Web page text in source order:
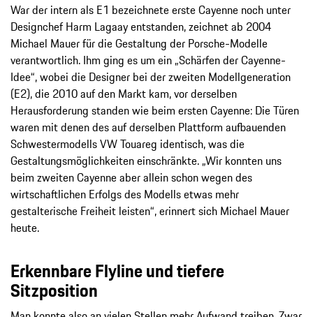
War der intern als E1 bezeichnete erste Cayenne noch unter
Designchef Harm Lagaay entstanden, zeichnet ab 2004
Michael Mauer für die Gestaltung der Porsche-Modelle
verantwortlich. Ihm ging es um ein „Schärfen der Cayenne-
Idee“, wobei die Designer bei der zweiten Modellgeneration
(E2), die 2010 auf den Markt kam, vor derselben
Herausforderung standen wie beim ersten Cayenne: Die Türen
waren mit denen des auf derselben Plattform aufbauenden
Schwestermodells VW Touareg identisch, was die
Gestaltungsmöglichkeiten einschränkte. „Wir konnten uns
beim zweiten Cayenne aber allein schon wegen des
wirtschaftlichen Erfolgs des Modells etwas mehr
gestalterische Freiheit leisten“, erinnert sich Michael Mauer
heute.
Erkennbare Flyline und tiefere
Sitzposition